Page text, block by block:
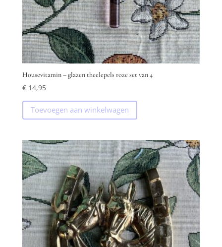
Housevitamin – glazen theelepels roze set van 4
€14,95
Toevoegen aan winkelwagen